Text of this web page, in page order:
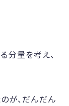
分量を考え、
が、だんだん